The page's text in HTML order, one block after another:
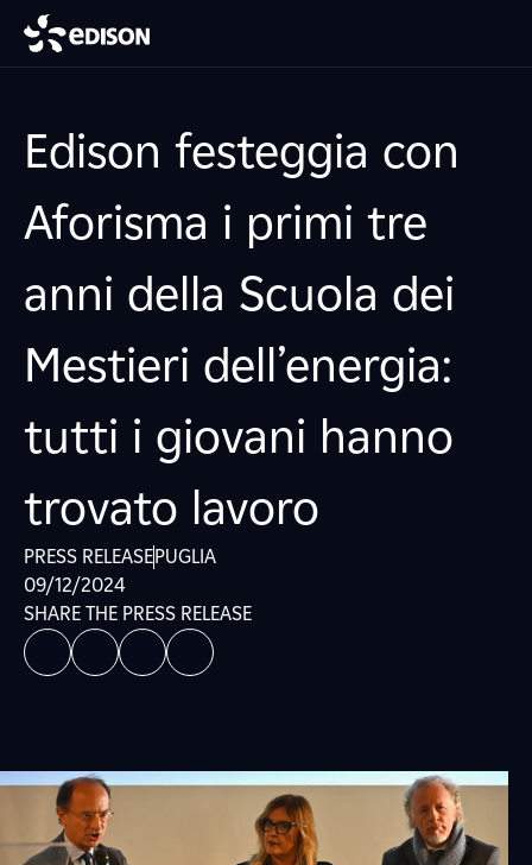
Edison festeggia con
Aforisma i primi tre
anni della Scuola dei
Mestieri dell’energia:
tutti i giovani hanno
trovato lavoro
PRESS RELEASEPUGLIA
09/12/2024
SHARE THE PRESS RELEASE